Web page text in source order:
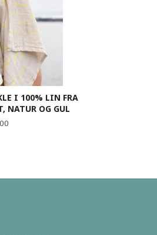
I 100% LIN FRA
NATUR OG GUL